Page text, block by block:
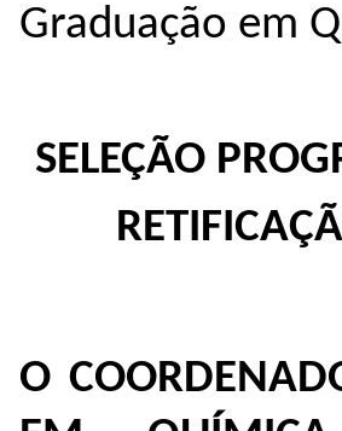
Graduação em
SELEÇÃO
O